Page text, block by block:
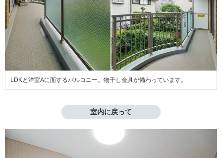
LDKと洋室Aに面するバルコニー。物干し金具が備わっています。
室内に戻って